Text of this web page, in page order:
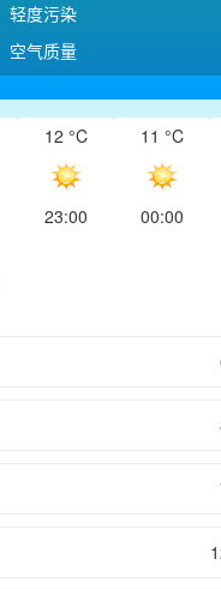
轻度污染
空气质量
12 °C
23:00
11 °C
00:00